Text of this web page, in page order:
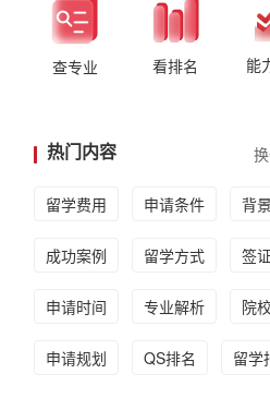
查专业 看排名 能
热门内容
留学费用 申请条件 背
成功案例 留学方式 签
申请时间 专业解析 院
申请规划 QS排名 留学